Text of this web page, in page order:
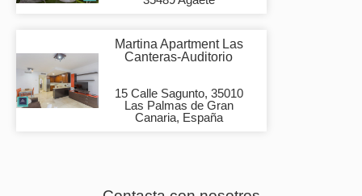
Martina Apartment Las
Canteras-Auditorio
15 Calle Sagunto, 35010
Las Palmas de Gran
Canaria, España